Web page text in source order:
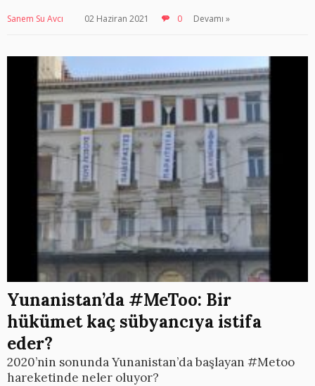
Sanem Su Avcı 02 Haziran 2021 0 Devamı »
Yunanistan’da #MeToo: Bir
hükümet kaç sübyancıya istifa
eder?
2020’nin sonunda Yunanistan’da başlayan #Metoo
hareketinde neler oluyor?